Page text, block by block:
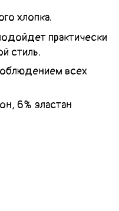
хлопка.
практически
стиль.
всех
6% эластан